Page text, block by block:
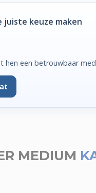
juiste keuze maken
hen een betrouwbaar
MEDIUM